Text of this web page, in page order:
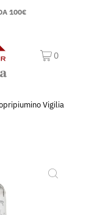
100€
0
Vigilia